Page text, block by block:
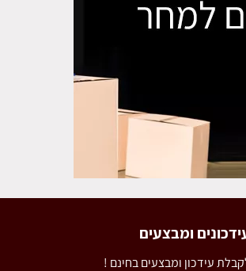
ומבצעים
עידכון ומבצעים בחינם !